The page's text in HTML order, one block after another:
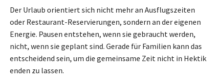
Der Urlaub orientiert sich nicht mehr an Ausflugszeiten
oder Restaurant-Reservierungen, sondern an der eigenen
Energie. Pausen entstehen, wenn sie gebraucht werden,
nicht, wenn sie geplant sind. Gerade für Familien kann das
entscheidend sein, um die gemeinsame Zeit nicht in Hektik
enden zu lassen.